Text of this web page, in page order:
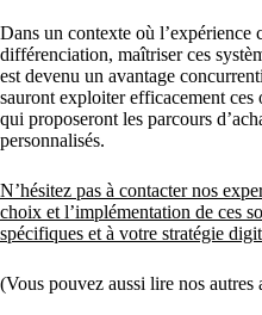
Dans un contexte où
différenciation, maîtriser ces
est devenu un avantage
sauront exploiter efficacement
qui proposeront les parcours
personnalisés.
N’hésitez pas à contacter nos
choix et l’implémentation de ces
spécifiques et à votre stratégie
(Vous pouvez aussi lire nos autres